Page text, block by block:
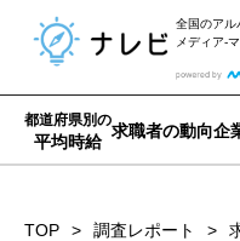
全国のアル
メディア-
都道府県別の
平均時給
求職者の動向企
TOP 調査レポート